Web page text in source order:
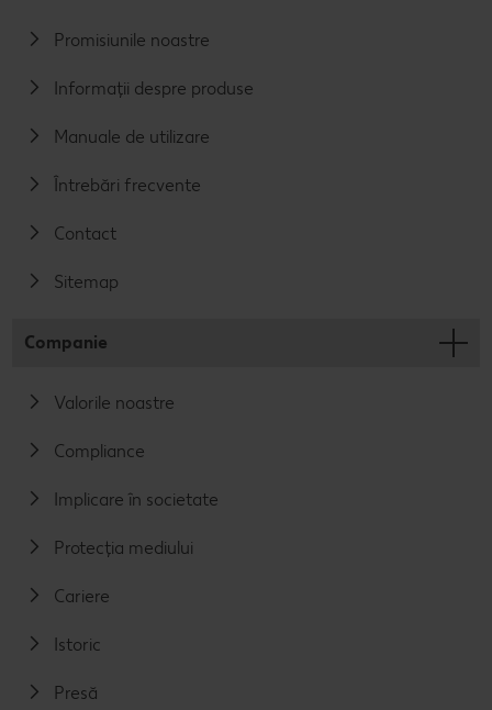
Promisiunile noastre
Informații despre produse
Manuale de utilizare
Întrebări frecvente
Contact
Sitemap
Companie
Valorile noastre
Compliance
Implicare în societate
Protecția mediului
Cariere
Istoric
Presă